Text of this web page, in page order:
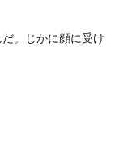
。じかに顔に受け